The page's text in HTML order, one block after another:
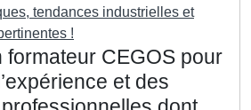
tendances industrielles et
!
formateur CEGOS pour
et des